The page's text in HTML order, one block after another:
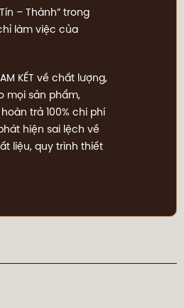
– Thành” trong
làm việc của
KẾT về chất lượng,
mọi sản phẩm,
trả 100% chi phí
hiện sai lệch về
liệu, quy trình thiết